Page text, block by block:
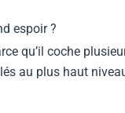
espoir ?
qu’il coche
au plus haut